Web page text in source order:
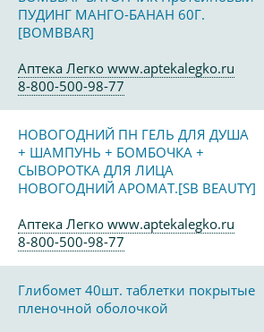
ПУДИНГ МАНГО-БАНАН 60Г.
[BOMBBAR]
Аптека Легко www.aptekalegko.ru
8-800-500-98-77
НОВОГОДНИЙ ПН ГЕЛЬ ДЛЯ ДУША
+ ШАМПУНЬ + БОМБОЧКА +
СЫВОРОТКА ДЛЯ ЛИЦА
НОВОГОДНИЙ АРОМАТ.[SB BEAUTY]
Аптека Легко www.aptekalegko.ru
8-800-500-98-77
Глибомет 40шт. таблетки покрытые
пленочной оболочкой